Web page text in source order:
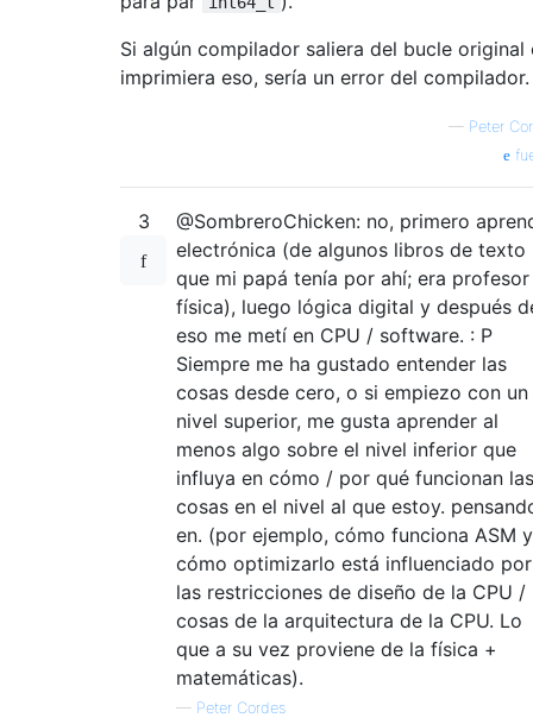
Si algún compilador saliera del bucle original
imprimiera eso, sería un error del compilador.
— Peter
3
@SombreroChicken: no, primero
electrónica (de algunos libros de texto
que mi papá tenía por ahí; era
física), luego lógica digital y después
eso me metí en CPU / software. : P
Siempre me ha gustado entender las
cosas desde cero, o si empiezo con un
nivel superior, me gusta aprender al
menos algo sobre el nivel inferior que
influya en cómo / por qué funcionan las
cosas en el nivel al que estoy.
en. (por ejemplo, cómo funciona ASM y
cómo optimizarlo está influenciado por
las restricciones de diseño de la CPU /
cosas de la arquitectura de la CPU. Lo
que a su vez proviene de la física +
matemáticas).
— Peter Cordes